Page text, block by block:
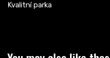
Kvalitní parka